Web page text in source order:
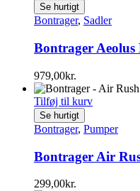
Se hurtigt
Bontrager, Sadler
Bontrager Aeolus
979,00kr.
Tilføj til kurv
Se hurtigt
Bontrager, Pumper
Bontrager Air
299,00kr.